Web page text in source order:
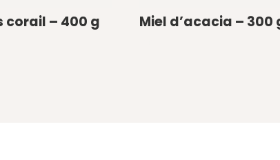
corail – 400 g Miel d’acacia – 300